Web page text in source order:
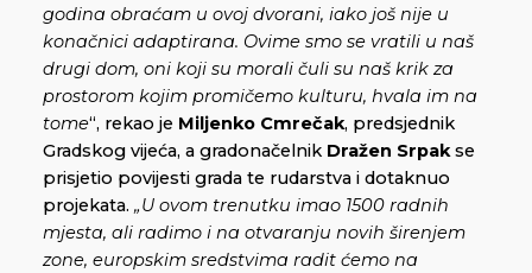
godina obraćam u ovoj dvorani, iako još nije u
konačnici adaptirana. Ovime smo se vratili u naš
drugi dom, oni koji su morali čuli su naš krik za
prostorom kojim promičemo kulturu, hvala im na
tome“, rekao je Miljenko Cmrečak, predsjednik
Gradskog vijeća, a gradonačelnik Dražen Srpakse
prisjetio povijesti grada te rudarstva i dotaknuo
projekata. „U ovom trenutku imao 1500 radnih
mjesta, ali radimo i na otvaranju novih širenjem
zone, europskim sredstvima radit ćemo na